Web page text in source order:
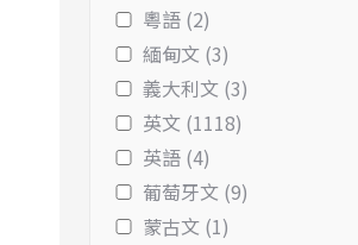
粵語 (2)
緬甸文 (3)
義大利文 (3)
英文 (1118)
英語 (4)
葡萄牙文 (9)
蒙古文 (1)